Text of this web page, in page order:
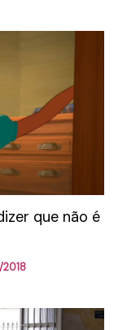
que não é